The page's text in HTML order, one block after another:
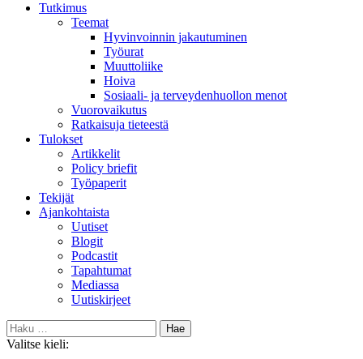
Tutkimus
Teemat
Hyvinvoin­nin jakautuminen
Työurat
Muutto­liike
Hoiva
Sosiaali- ja terveyden­huollon menot
Vuorovaikutus
Ratkaisuja tieteestä
Tulokset
Artikkelit
Policy briefit
Työpaperit
Tekijät
Ajankohtaista
Uutiset
Blogit
Podcastit
Tapahtumat
Mediassa
Uutiskirjeet
Haku:
Valitse kieli: